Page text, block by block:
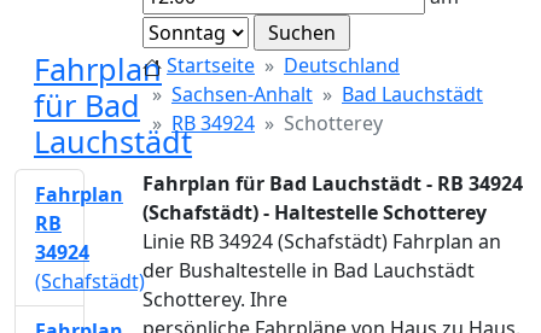
Fahrplan
für Bad
Lauchstädt
Startseite
Deutschland
Sachsen-Anhalt
Bad Lauchstädt
RB 34924
Schotterey
Fahrplan für Bad Lauchstädt - RB 34924
(Schafstädt) - Haltestelle Schotterey
Linie RB 34924 (Schafstädt) Fahrplan an
der Bushaltestelle in Bad Lauchstädt
Schotterey. Ihre
Fahrplan
RB
34924
(Schafstädt)